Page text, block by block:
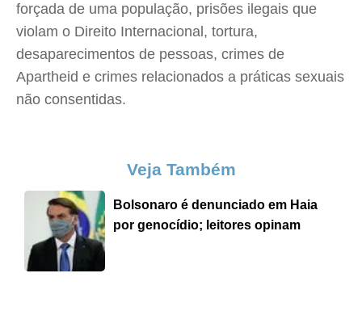
forçada de uma população, prisões ilegais que
violam o Direito Internacional, tortura,
desaparecimentos de pessoas, crimes de
Apartheid e crimes relacionados a práticas sexuais
não consentidas.
Veja Também
Bolsonaro é denunciado em Haia
por genocídio; leitores opinam